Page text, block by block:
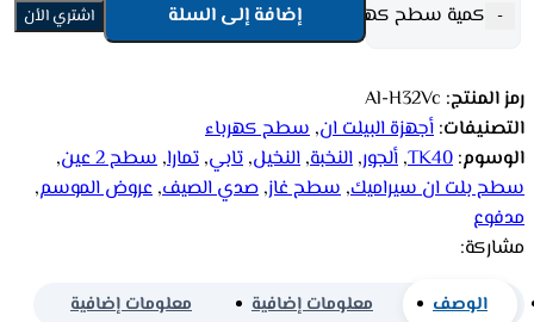
- كمية سطح كهربائي ألجور بلت ان - 2 عين سيراميك Al-H32Vc
إضافة إلى السلة اشتري الأن
رمز المنتج: Al-H32Vc
التصنيفات: أجهزة البيلت ان, سطح كهرباء
الوسوم: TK40
, ألجور, النخبة, النخيل, تابي, تمارا, سطح 2 عين
,
سطح بلت ان سيراميك, سطح غاز, صدي الصيف, عروض الموسم,
مدفوع
مشاركة:
الوصف معلومات إضافية معلومات إضافية